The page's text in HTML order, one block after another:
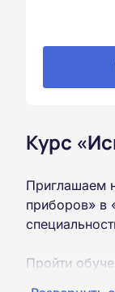
Курс
Приглашаем
приборов» в
Пройти